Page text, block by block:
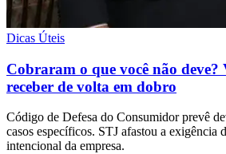
Dicas Úteis
Cobraram o que você não deve?
receber de volta em dobro
Código de Defesa do Consumidor prevê
casos específicos. STJ afastou a exigência
intencional da empresa.